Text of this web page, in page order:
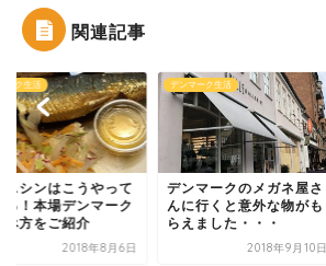
関連記事
ーク生活
ニシンはこうやって
る！本場デンマーク
べ方をご紹介
2018年8月6日
デンマーク生活
デンマークのメガネ屋さ
んに行くと意外な物がも
らえました・・・
2018年9月10日